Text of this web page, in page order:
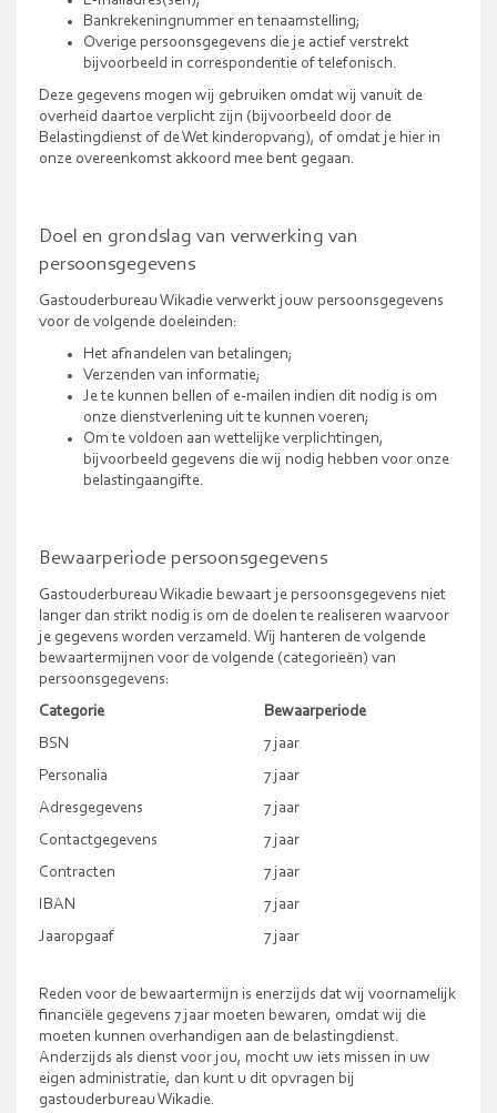
Bankrekeningnummer en tenaamstelling;
Overige persoonsgegevens die je actief verstrekt
bijvoorbeeld in correspondentie of telefonisch.
Deze gegevens mogen wij gebruiken omdat wij vanuit de
overheid daartoe verplicht zijn (bijvoorbeeld door de
Belastingdienst of de Wet kinderopvang), of omdat je hier in
onze overeenkomst akkoord mee bent gegaan.
Doel en grondslag van verwerking van
persoonsgegevens
Gastouderbureau Wikadie verwerkt jouw persoonsgegevens
voor de volgende doeleinden:
Het afhandelen van betalingen;
Verzenden van informatie;
Je te kunnen bellen of e-mailen indien dit nodig is om
onze dienstverlening uit te kunnen voeren;
Om te voldoen aan wettelijke verplichtingen,
bijvoorbeeld gegevens die wij nodig hebben voor onze
belastingaangifte.
Bewaarperiode persoonsgegevens
Gastouderbureau Wikadie bewaart je persoonsgegevens niet
langer dan strikt nodig is om de doelen te realiseren waarvoor
je gegevens worden verzameld. Wij hanteren de volgende
bewaartermijnen voor de volgende (categorieën) van
persoonsgegevens:
Categorie
Bewaarperiode
BSN
7 jaar
Personalia
7 jaar
Adresgegevens
7 jaar
Contactgegevens
7 jaar
Contracten
7 jaar
IBAN
7 jaar
Jaaropgaaf
7 jaar
Reden voor de bewaartermijn is enerzijds dat wij voornamelijk
financiële gegevens 7 jaar moeten bewaren, omdat wij die
moeten kunnen overhandigen aan de belastingdienst.
Anderzijds als dienst voor jou, mocht uw iets missen in uw
eigen administratie, dan kunt u dit opvragen bij
gastouderbureau Wikadie.